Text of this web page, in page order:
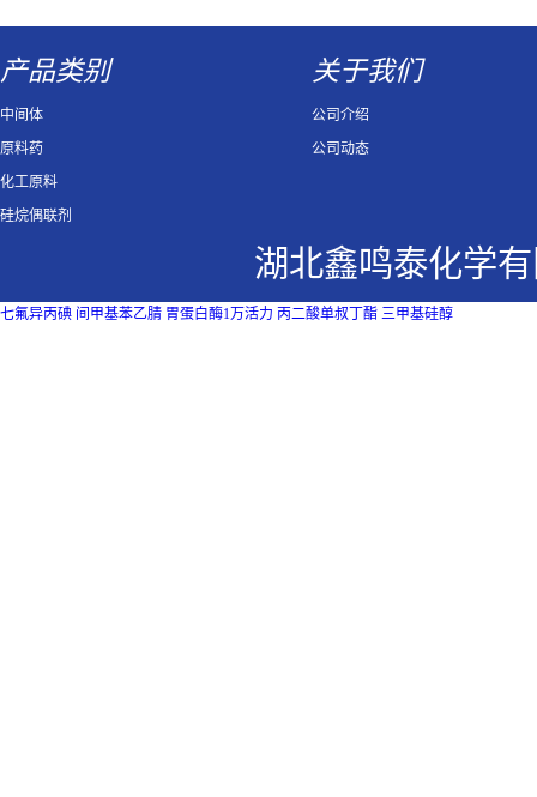
产品类别
中间体
原料药
化工原料
硅烷偶联剂
关于我们
公司介绍
公司动态
湖北鑫鸣泰化学
七氟异丙碘 间甲基苯乙腈 胃蛋白酶1万活力 丙二酸单叔丁酯 三甲基硅醇